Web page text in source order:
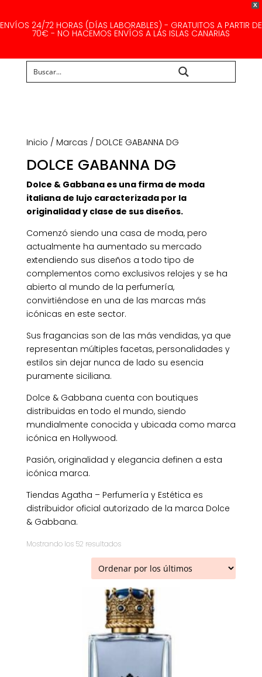
X
ENVÍOS 24/72 HORAS (DÍAS LABORABLES) - GRATUITOS A PARTIR DE
70€ - NO HACEMOS ENVÍOS A LAS ISLAS CANARIAS
Inicio / Marcas / DOLCE GABANNA DG
DOLCE GABANNA DG
Dolce & Gabbana es una firma de moda
italiana de lujo caracterizada por la
originalidad y clase de sus diseños.
Comenzó siendo una casa de moda, pero
actualmente ha aumentado su mercado
extendiendo sus diseños a todo tipo de
complementos como exclusivos relojes y se ha
abierto al mundo de la perfumería,
convirtiéndose en una de las marcas más
icónicas en este sector.
Sus fragancias son de las más vendidas, ya que
representan múltiples facetas, personalidades y
estilos sin dejar nunca de lado su esencia
puramente siciliana.
Dolce & Gabbana cuenta con boutiques
distribuidas en todo el mundo, siendo
mundialmente conocida y ubicada como marca
icónica en Hollywood.
Pasión, originalidad y elegancia definen a esta
icónica marca.
Tiendas Agatha – Perfumería y Estética es
distribuidor oficial autorizado de la marca Dolce
& Gabbana.
Mostrando los 52 resultadosOrdenado
por
los